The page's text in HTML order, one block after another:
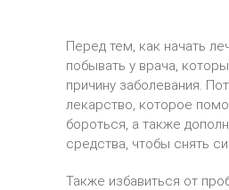
Перед тем, как начать
побывать у врача,
причину заболевания.
лекарство, которое
бороться, а также
средства, чтобы снять
Также избавиться от